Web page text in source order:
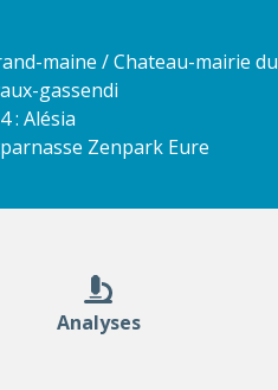
maine / Chateau-mairie
gassendi
: Alésia
Zenpark Eure
Analyses